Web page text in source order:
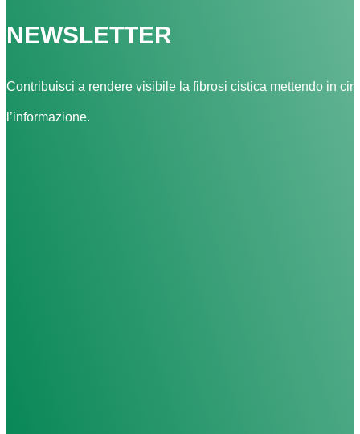
NEWSLETTER
Contribuisci a rendere visibile la fibrosi cistica mettendo in
l’informazione.